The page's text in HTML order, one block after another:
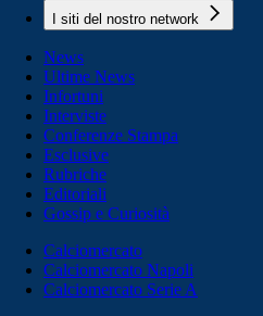
I siti del nostro network
News
Ultime News
Infortuni
Interviste
Conferenze Stampa
Esclusive
Rubriche
Editoriali
Gossip e Curiosità
Calciomercato
Calciomercato Napoli
Calciomercato Serie A